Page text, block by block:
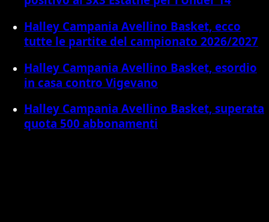
Halley Campania Avellino Basket, ecco
tutte le partite del campionato 2026/2027
Halley Campania Avellino Basket, esordio
in casa contro Vigevano
Halley Campania Avellino Basket, superata
quota 500 abbonamenti